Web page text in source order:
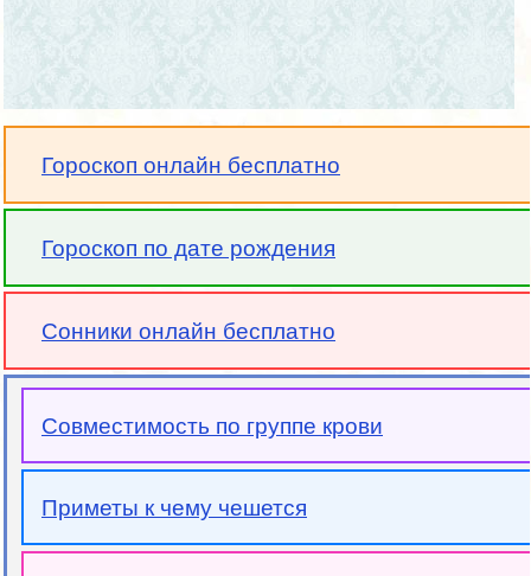
Гороскоп онлайн бесплатно
Гороскоп по дате рождения
Сонники онлайн бесплатно
Совместимость по группе крови
Приметы к чему чешется